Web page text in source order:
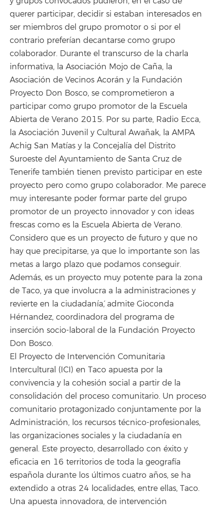
querer participar, decidir si estaban interesados en
ser miembros del grupo promotor o si por el
contrario preferían decantarse como grupo
colaborador. Durante el transcurso de la charla
informativa, la Asociación Mojo de Caña, la
Asociación de Vecinos Acorán y la Fundación
Proyecto Don Bosco, se comprometieron a
participar como grupo promotor de la Escuela
Abierta de Verano 2015. Por su parte, Radio Ecca,
la Asociación Juvenil y Cultural Awañak, la AMPA
Achig San Matías y la Concejalía del Distrito
Suroeste del Ayuntamiento de Santa Cruz de
Tenerife también tienen previsto participar en este
proyecto pero como grupo colaborador. `Me parece
muy interesante poder formar parte del grupo
promotor de un proyecto innovador y con ideas
frescas como es la Escuela Abierta de Verano.
Considero que es un proyecto de futuro y que no
hay que precipitarse, ya que lo importante son las
metas a largo plazo que podamos conseguir.
Además, es un proyecto muy potente para la zona
de Taco, ya que involucra a la administraciones y
revierte en la ciudadanía´, admite Gioconda
Hérnandez, coordinadora del programa de
inserción socio-laboral de la Fundación Proyecto
Don Bosco.
El Proyecto de Intervención Comunitaria
Intercultural (ICI) en Taco apuesta por la
convivencia y la cohesión social a partir de la
consolidación del proceso comunitario. Un proceso
comunitario protagonizado conjuntamente por la
Administración, los recursos técnico-profesionales,
las organizaciones sociales y la ciudadanía en
general. Este proyecto, desarrollado con éxito y
eficacia en 16 territorios de toda la geografía
española durante los últimos cuatro años, se ha
extendido a otras 24 localidades, entre ellas, Taco.
Una apuesta innovadora, de intervención